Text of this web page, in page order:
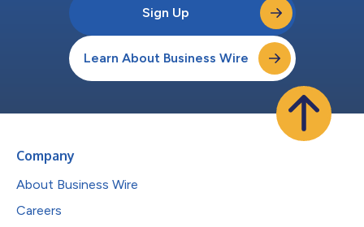
Sign Up
Learn About Business Wire
Company
About Business Wire
Careers